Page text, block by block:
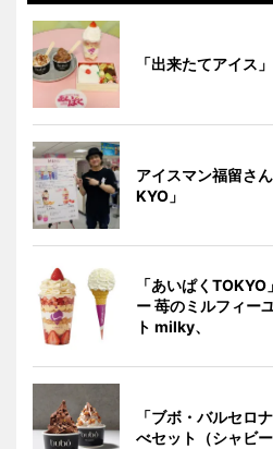
「出来たてアイス
アイスマン福留さ
KYO」
「あいぱく
ー 苺のミルフィー
ト milky、
「ブボ・バルセロ
べセット（シャビ